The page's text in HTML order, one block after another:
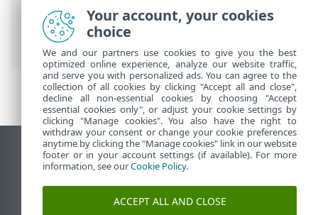
ESET-ova online pomoć> ESET PROTECT
On-Prem
>Specifikacije >Podržani
operacijski sustavi
> Windows
Prikaži stranicu za radnu površinu
End of Life
ESET-ova baza znanja
Your account, your cookies
choice
We and our partners use cookies to give you the best
optimized online experience, analyze our website traffic,
and serve you with personalized ads. You can agree to the
collection of all cookies by clicking "Accept all and close",
decline all non-essential cookies by choosing "Accept
essential cookies only", or adjust your cookie settings by
clicking "Manage cookies". You also have the right to
withdraw your consent or change your cookie preferences
anytime by clicking the "Manage cookies" link in our website
footer or in your account settings (if available). For more
information, see ourCookie Policy.
ACCEPT ALL AND CLOSE